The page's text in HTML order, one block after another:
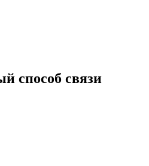
способ связи